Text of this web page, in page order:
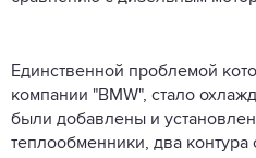
Единственной проблемой
компании "BMW", стало
были добавлены и
теплообменники, два